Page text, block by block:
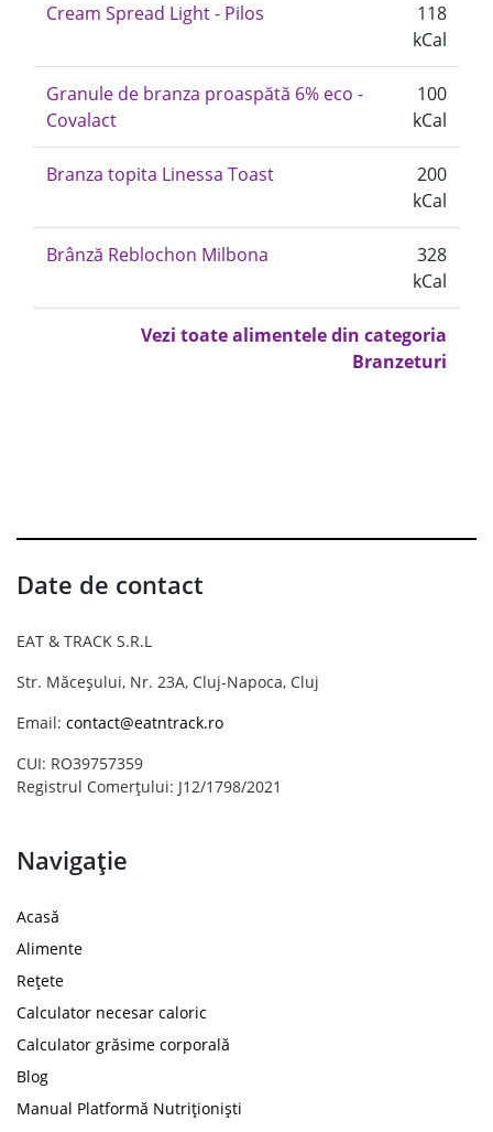
Cream Spread Light - Pilos
118
kCal
Granule de branza proaspătă 6% eco -
Covalact
100
kCal
Branza topita Linessa Toast
200
kCal
Brânză Reblochon Milbona
328
kCal
Vezi toate alimentele din categoria
Branzeturi
Date de contact
EAT & TRACK S.R.L
Str. Măceșului, Nr. 23A, Cluj-Napoca, Cluj
Email: contact@eatntrack.ro
CUI: RO39757359
Registrul Comerțului: J12/1798/2021
Navigație
Acasă
Alimente
Rețete
Calculator necesar caloric
Calculator grăsime corporală
Blog
Manual Platformă Nutriționiști